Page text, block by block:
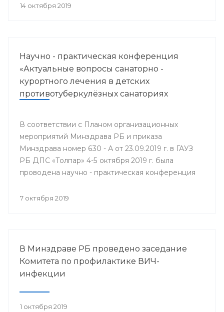
14 октября 2019
Научно - практическая конференция
«Актуальные вопросы санаторно -
курортного лечения в детских
противотуберкулёзных санаториях
В соответствии с Планом организационных
мероприятий Минздрава РБ и приказа
Минздрава номер 630 - А от 23.09.2019 г. в ГАУЗ
РБ ДПС «Толпар» 4-5 октября 2019 г. была
проводена научно - практическая конференция
лечения в детских противотуберкулёзных
7 октября 2019
В Минздраве РБ проведено заседание
Комитета по профилактике ВИЧ-
инфекции
1 октября 2019